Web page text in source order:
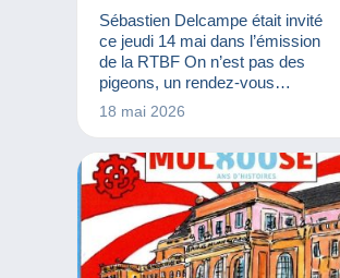
Sébastien Delcampe était invité
ce jeudi 14 mai dans l’émission
de la RTBF On n’est pas des
pigeons, un rendez-vous
incontournable pour les
proposé une chronique originale
consacrée aux jouets de
collection, un univers passionnant
qui séduit de plus en plus
d’amateurs, petits et grands.
18 mai 2026